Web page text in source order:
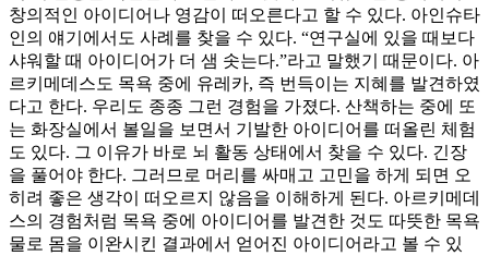
창의적인 아이디어나 영감이 떠오른다고 할 수 있다. 아인슈타
인의 얘기에서도 사례를 찾을 수 있다. “연구실에 있을 때보다
샤워할 때 아이디어가 더 샘 솟는다.”라고 말했기 때문이다. 아
르키메데스도 목욕 중에 유레카, 즉 번득이는 지혜를 발견하였
다고 한다. 우리도 종종 그런 경험을 가졌다. 산책하는 중에 또
는 화장실에서 볼일을 보면서 기발한 아이디어를 떠올린 체험
도 있다. 그 이유가 바로 뇌 활동 상태에서 찾을 수 있다. 긴장
을 풀어야 한다. 그러므로 머리를 싸매고 고민을 하게 되면 오
히려 좋은 생각이 떠오르지 않음을 이해하게 된다. 아르키메데
스의 경험처럼 목욕 중에 아이디어를 발견한 것도 따뜻한 목욕
물로 몸을 이완시킨 결과에서 얻어진 아이디어라고 볼 수 있